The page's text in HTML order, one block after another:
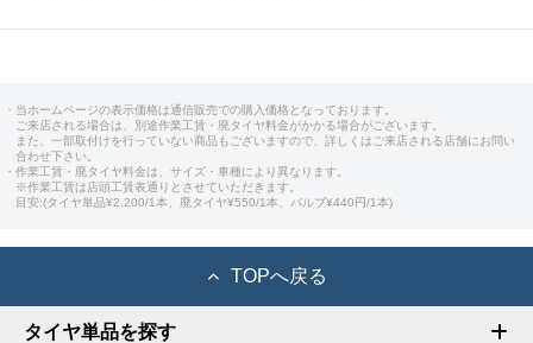
・当ホームページの表示価格は通信販売での購入価格となっております。
ご来店される場合は、別途作業工賃・廃タイヤ料金がかかる場合がございます。
また、一部取付けを行っていない商品もございますので、詳しくはご来店される店舗にお問い
合わせ下さい。
・作業工賃・廃タイヤ料金は、サイズ・車種により異なります。
※作業工賃は店頭工賃表通りとさせていただきます。
目安:(タイヤ単品¥2,200/1本、廃タイヤ¥550/1本、バルブ¥440円/1本)
TOPへ戻る
タイヤ単品を探す